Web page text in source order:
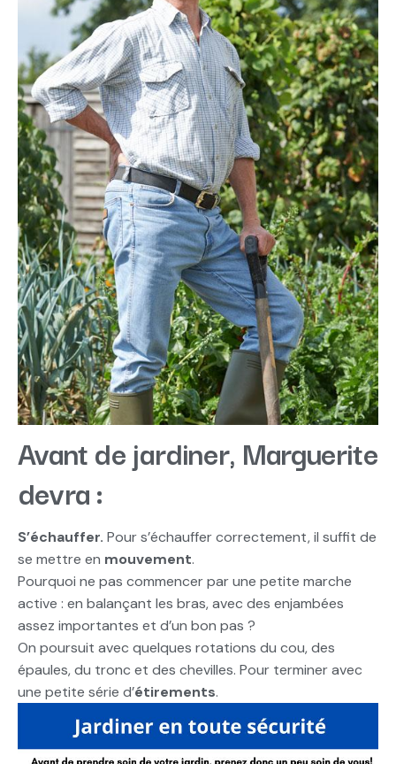
Avant de jardiner, Marguerite
devra :
S’échauffer. Pour s’échauffer correctement, il suffit de
se mettre en mouvement.
Pourquoi ne pas commencer par une petite marche
active : en balançant les bras, avec des enjambées
assez importantes et d’un bon pas ?
On poursuit avec quelques rotations du cou, des
épaules, du tronc et des chevilles. Pour terminer avec
une petite série d’étirements.